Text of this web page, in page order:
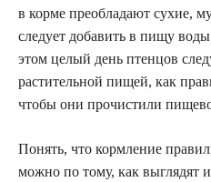
в корме преобладают сухие,
следует добавить в пищу
этом целый день птенцов
растительной пищей, как
чтобы они прочистили
Понять, что кормление
можно по тому, как выглядят